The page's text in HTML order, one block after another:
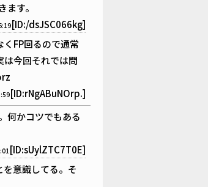
す。
[ID:/dsJSC066kg]
FP回るので通常
は今回それでは問
[ID:rNgABuNOrp.]
何かコツでもある
[ID:sUylZTC7T0E]
意識してる。そ